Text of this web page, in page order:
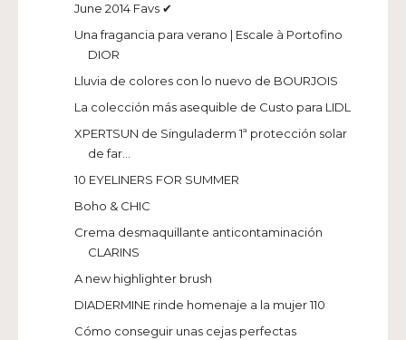
June 2014 Favs ✔
Una fragancia para verano | Escale à Portofino
DIOR
Lluvia de colores con lo nuevo de BOURJOIS
La colección más asequible de Custo para LIDL
XPERTSUN de Singuladerm 1ª protección solar
de far...
10 EYELINERS FOR SUMMER
Boho & CHIC
Crema desmaquillante anticontaminación
CLARINS
A new highlighter brush
DIADERMINE rinde homenaje a la mujer 110
Cómo conseguir unas cejas perfectas